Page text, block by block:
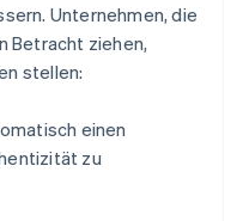
Unternehmen, die
Betracht ziehen,
stellen:
einen
zu